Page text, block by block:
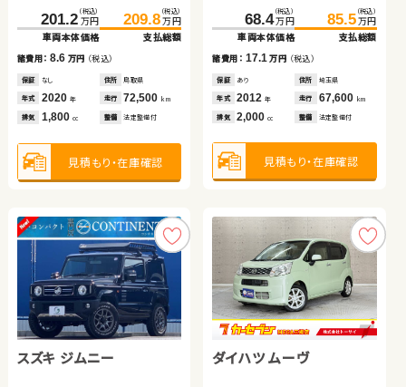
201.2 （税込）
万円
車両本体価格
209.8 （税込）
万円
支払総額
諸費用：8.6 万円 （税込）
保証 なし 住所 鳥取県
年式 2020 年 走行 72,500 km
排気 1,800 cc 整備 法定整備付
見積もり・在庫確認
68.4 （税込）
万円
車両本体価格
85.5 （税込）
万円
支払総額
諸費用： 17.1 万円 （税込）
保証 あり 住所 埼玉県
年式 2012年 走行 67,600 km
排気 2,000cc 整備 法定整備付
見積もり・在庫確認
スズキ ジムニー ダイハツ ムーヴ
149.3 （税込）
万円
車両本体価格
161.0 （税込）
万円
支払総額
諸費用：11.7万円（税込）
保証 あり 住所 埼玉県
年式 2020 年 走行 86,600 km
排気 1,800 cc 整備 法定整備付
見積もり・在庫確認
26.5 （税込）
万円
車両本体価格
35.7 （税込）
万円
支払総額
諸費用： 9.2万円（税込）
保証 あり 住所 埼玉県
年式 2013年 走行 64,400 km
排気 660cc 整備 法定整備付
見積もり・在庫確認
トヨタ アルファード
91.8万円
車両本体価格
諸費用：13.7万円 （税込）
保証 あり 住所 北海道
排気 2,400cc 整備 法定整備付
153.0 （税込）
万円
車両本体価格
164.0 （税込）
万円
支払総額
諸費用： 11.0 万円 （税込）
保証 あり 住所 山梨県
年式 2022年 走行 17,300 km
排気 1,000cc 整備 法定整備付
見積もり・在庫確認